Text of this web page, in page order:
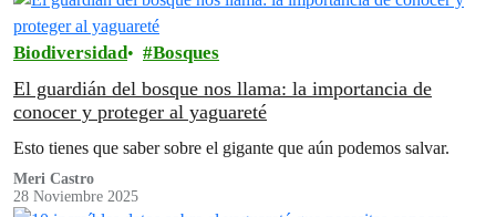
Biodiversidad Bosques
El guardián del bosque nos llama: la importancia de
conocer y proteger al yaguareté
Esto tienes que saber sobre el gigante que aún podemos salvar.
Meri Castro
28 Noviembre 2025